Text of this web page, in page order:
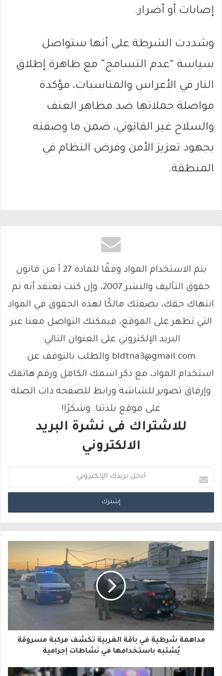
إصابات أو أضرار.
وشددت الشرطة على أنها ستواصل
سياسة “عدم التسامح” مع ظاهرة إطلاق
النار في الأعراس والمناسبات، مؤكدة
مواصلة حملاتها ضد مظاهر العنف
والسلاح غير القانوني، ضمن ما وصفته
بجهود تعزيز الأمن وفرض النظام في
المنطقة.
يتم الاستخدام المواد وفقًا للمادة 27 أ من قانون
حقوق التأليف والنشر 2007، وإن كنت تعتقد أنه تم
انتهاك حقك، بصفتك مالكًا لهذه الحقوق في المواد
التي تظهر على الموقع، فيمكنك التواصل معنا عبر
البريد الإلكتروني على العنوان التالي:
bldtna3@gmail.com والطلب بالتوقف عن
استخدام المواد، مع ذكر اسمك الكامل ورقم هاتفك
وإرفاق تصوير للشاشة ورابط للصفحة ذات الصلة
على موقع بلدتنا. وشكرًا!
للاشتراك فى نشرة البريد
الالكتروني
د
خ
د
ك
ا
إ
مداهمة شرطية في باقة الغربية تكشف مركبة مسروقة
يُشتبه باستخدامها في نشاطات إجرامية